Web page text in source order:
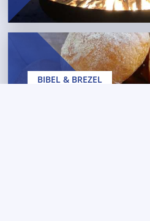
BIBEL & BREZEL